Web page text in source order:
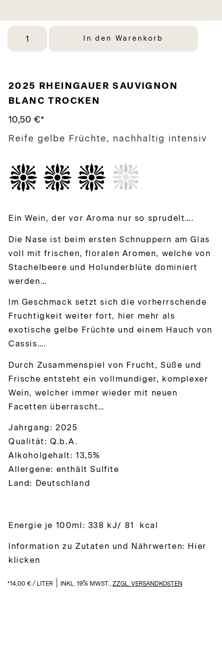
2025 RHEINGAUER SAUVIGNON
BLANC TROCKEN
10,50 €*
Reife gelbe Früchte, nachhaltig intensiv
In den Warenkorb
Ein Wein, der vor Aroma nur so sprudelt….
Die Nase ist beim ersten Schnuppern am Glas
voll mit frischen, floralen Aromen, welche von
Stachelbeere und Holunderblüte dominiert
werden…
Im Geschmack setzt sich die vorherrschende
Fruchtigkeit weiter fort, hier mehr als
exotische gelbe Früchte und einem Hauch von
Cassis….
Durch Zusammenspiel von Frucht, Süße und
Frische entsteht ein vollmundiger, komplexer
Wein, welcher immer wieder mit neuen
Facetten überrascht…
Jahrgang: 2025
Qualität: Q.b.A.
Alkoholgehalt: 13,5%
Allergene: enthält Sulfite
Land: Deutschland
Energie je 100ml: 338 kJ/ 81 kcal
Information zu Zutaten und Nährwerten: Hier
klicken
*14,00 € / LITER INKL. 19% MWST., ZZGL. VERSANDKOSTEN